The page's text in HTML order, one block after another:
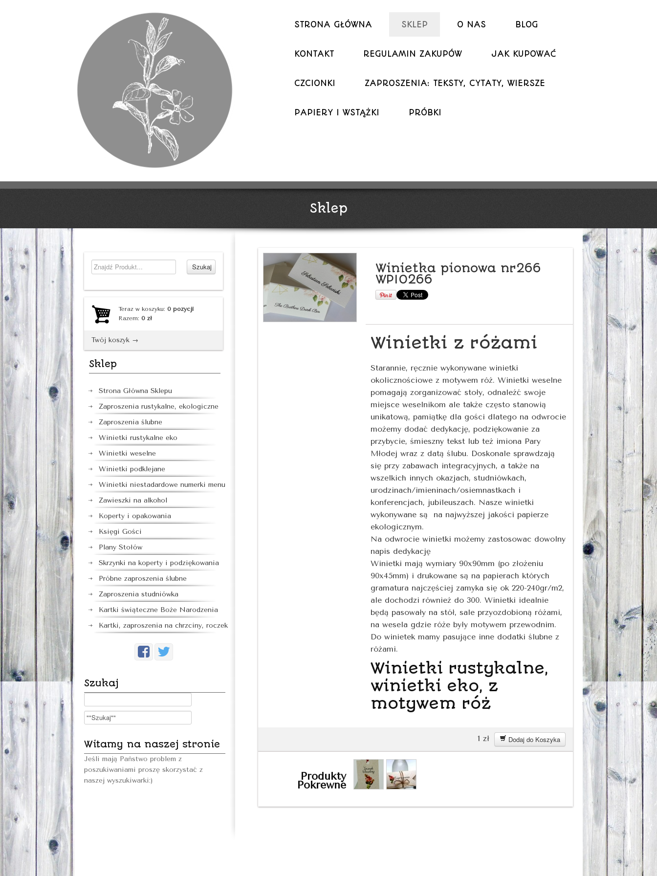
STRONA GŁÓWNA SKLEP O NAS BLOG
KONTAKT REGULAMIN ZAKUPÓW JAK KUPOWAĆ
CZCIONKI ZAPROSZENIA: TEKSTY, CYTATY, WIERSZE
PAPIERY I WSTĄŻKI PRÓBKI
Sklep
Teraz w koszyku: 0 pozycji
Razem: 0 zł
Twój koszyk →
Sklep
Strona Główna Sklepu
Zaproszenia rustykalne, ekologiczne
Zaproszenia ślubne
Winietki rustykalne eko
Winietki weselne
Winietki podklejane
Winietki niestadardowe numerki menu
Zawieszki na alkohol
Koperty i opakowania
Księgi Gości
Plany Stołów
Skrzynki na koperty i podziękowania
Próbne zaproszenia ślubne
Zaproszenia studniówka
Kartki świąteczne Boże Narodzenia
Kartki, zaproszenia na chrzciny, roczek
Szukaj
Witamy na naszej stronie
Jeśli mają Państwo problem z
poszukiwaniami proszę skorzystać z
naszej wyszukiwarki:)
Winietka pionowa nr266
WPIO266
Winietki z różami
Starannie, ręcznie wykonywane winietki
okolicznościowe z motywem róż. Winietki weselne
pomagają zorganizować stoły, odnaleźć swoje
miejsce weselnikom ale także często stanowią
unikatową, pamiątkę dla gości dlatego na odwrocie
możemy dodać dedykację, podziękowanie za
przybycie, śmieszny tekst lub też imiona Pary
Młodej wraz z datą ślubu. Doskonale sprawdzają
się przy zabawach integracyjnych, a także na
wszelkich innych okazjach, studniówkach,
urodzinach/imieninach/osiemnastkach i
konferencjach, jubileuszach. Nasze winietki
wykonywane są na najwyższej jakości papierze
ekologicznym.
Na odwrocie winietki możemy zastosowac dowolny
napis dedykację
Winietki mają wymiary 90x90mm (po złożeniu
90x45mm) i drukowane są na papierach których
gramatura najczęściej zamyka się ok 220-240gr/m2,
ale dochodzi również do 300. Winietki idealnie
będą pasowały na stół, sale przyozdobioną różami,
na wesela gdzie róże były motywem przewodnim.
Do winietek mamy pasujące inne dodatki ślubne z
różami.
Winietki rustykalne,
winietki eko, z
motywem róż
Dodaj do Koszyka
1 zł
Produkty
Pokrewne